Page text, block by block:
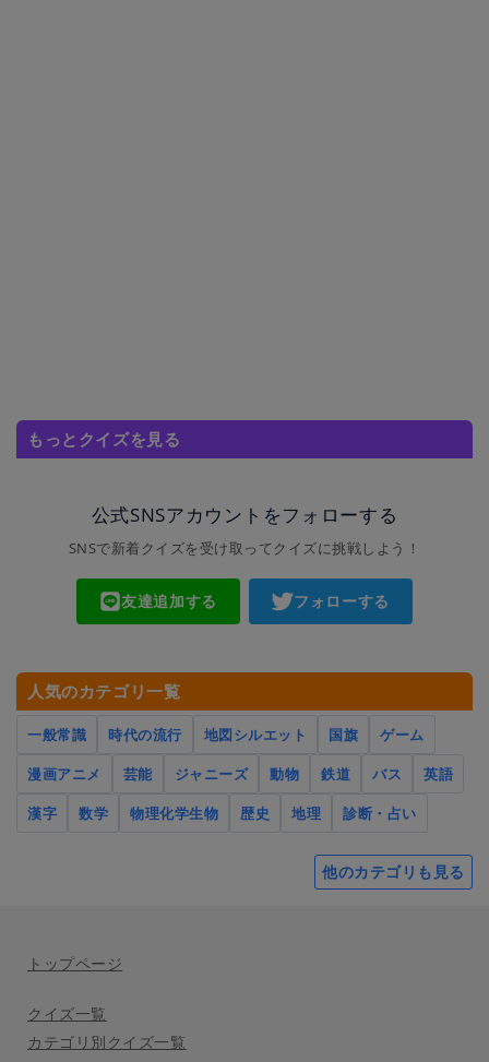
もっとクイズを見る
公式SNSアカウントをフォローする
SNSで新着クイズを受け取ってクイズに挑戦しよう！
友達追加する フォローする
人気のカテゴリ一覧
一般常識 時代の流行 地図シルエット 国旗
ゲーム
漫画アニメ
芸能 ジャニーズ 動物 鉄道 バス
英語
漢字
数学 物理化学生物 歴史 地理 診断・占い
他のカテゴリも見る
トップページ
クイズ一覧
カテゴリ別クイズ一覧